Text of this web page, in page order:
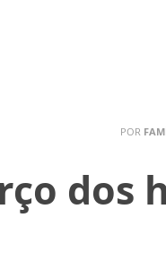
POR
dos